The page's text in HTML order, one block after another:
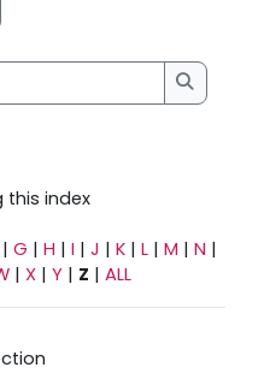
index
Search
this index
|G |H |I |J |K |L |M |N |
| X |Y | Z |ALL